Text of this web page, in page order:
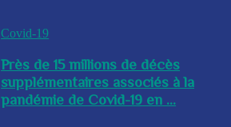
Covid-19
Près de 15 millions de décès
supplémentaires associés à la
pandémie de Covid-19 en ...